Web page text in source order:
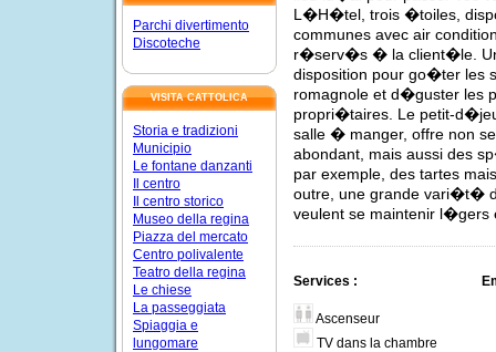
Parchi divertimento
Discoteche
VISITA CATTOLICA
Storia e tradizioni
Municipio
Le fontane danzanti
Il centro
Il centro storico
Museo della regina
Piazza del mercato
Centro polivalente
Teatro della regina
Le chiese
La passeggiata
Spiaggia e
lungomare
L�H�tel, trois �toiles,
communes avec air
r�serv�s � la client�le.
disposition pour go�ter les
romagnole et d�guster les
propri�taires. Le petit-
salle � manger, offre non
abondant, mais aussi des
par exemple, des tartes
outre, une grande vari�t�
veulent se maintenir l�gers
Services :
Ascenseur
TV dans la chambre